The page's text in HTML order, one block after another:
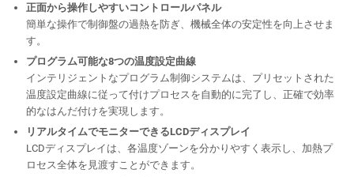
正面から操作しやすいコントロールパネル
簡単な操作で制御盤の過熱を防ぎ、機械全体の安定性を向上させま
す。
プログラム可能な8つの温度設定曲線
インテリジェントなプログラム制御システムは、プリセットされた
温度設定曲線に従って付けプロセスを自動的に完了し、正確で効率
的なはんだ付けを実現します。
リアルタイムでモニターできるLCDディスプレイ
LCDディスプレイは、各温度ゾーンを分かりやすく表示し、加熱プ
ロセス全体を見渡すことができます。